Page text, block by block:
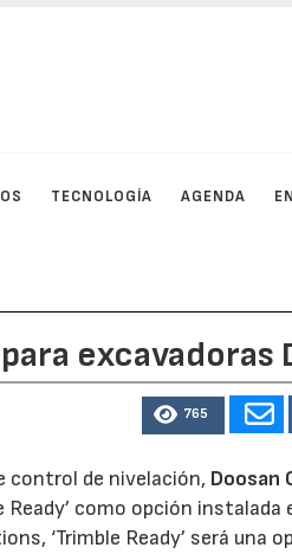
TECNOLOGÍA AGENDA
excavadoras
765
control de nivelación, Doosan
como opción instalada
‘Trimble Ready’ será una